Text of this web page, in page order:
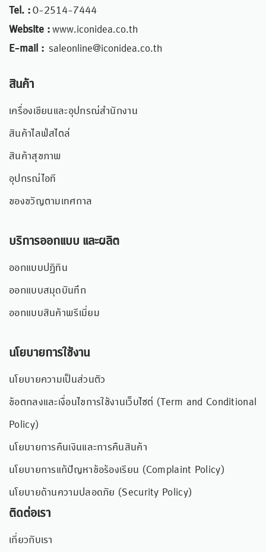
Tel. :0-2514-7444
Website :www.iconidea.co.th
E-mail : saleonline@iconidea.co.th
สินค้า
เครื่องเขียนและอุปกรณ์สำนักงาน
สินค้าไลฟ์สไตล์
สินค้าสุขภาพ
อุปกรณ์ไอที
ของขวัญตามเทศกาล
บริการออกแบบ และผลิต
ออกแบบปฏิทิน
ออกแบบสมุดบันทึก
ออกแบบสินค้าพรีเมี่ยม
นโยบายการใช้งาน
นโยบายความเป็นส่วนตัว
ข้อตกลงและเงื่อนไขการใช้งานเว็บไซต์ (Term and Conditional
Policy)
นโยบายการคืนเงินและการคืนสินค้า
นโยบายการแก้ปัญหาข้อร้องเรียน (Complaint Policy)
นโยบายด้านความปลอดภัย (Security Policy)
ติดต่อเรา
เกี่ยวกับเรา